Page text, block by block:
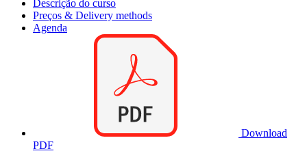
Descrição do curso
Preços & Delivery methods
Agenda
Download
PDF